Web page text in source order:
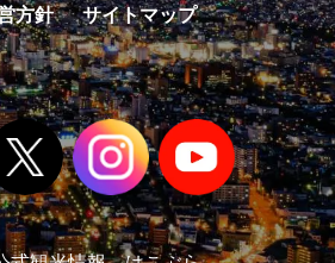
方針
サイトマップ